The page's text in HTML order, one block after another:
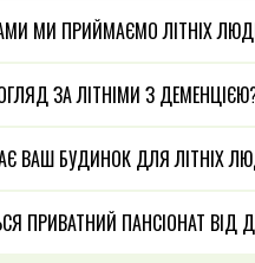
МИ ПРИЙМАЄМО ЛІТНІХ
ЗА ЛІТНІМИ З
ВАШ БУДИНОК ДЛЯ ЛІТНІХ
ПРИВАТНИЙ ПАНСІОНАТ ВІД